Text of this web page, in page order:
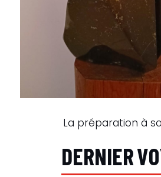
La préparation à
DERNIERVO